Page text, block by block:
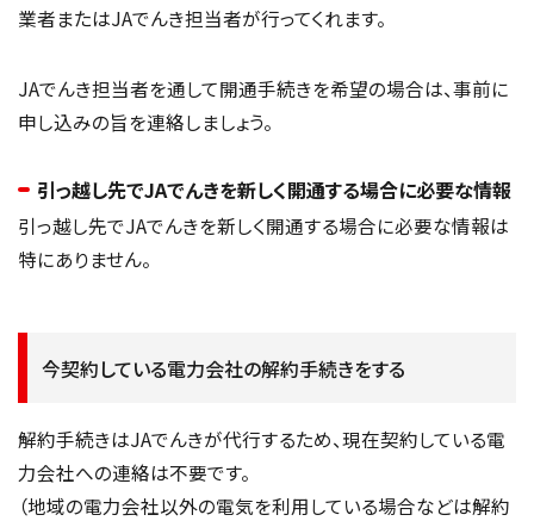
業者またはJAでんき担当者が行ってくれます。
JAでんき担当者を通して開通手続きを希望の場合は、事前に
申し込みの旨を連絡しましょう。
引っ越し先でJAでんきを新しく開通する場合に必要な情報
引っ越し先でJAでんきを新しく開通する場合に必要な情報は
特にありません。
今契約している電力会社の解約手続きをする
解約手続きはJAでんきが代行するため、現在契約している電
力会社への連絡は不要です。
（地域の電力会社以外の電気を利用している場合などは解約